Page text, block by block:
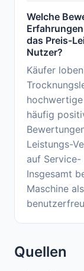
Welche
das Preis-
Nutzer?
Käufer
häufig
Leistungs-
auf Service-
Insgesamt
Maschine
Quellen